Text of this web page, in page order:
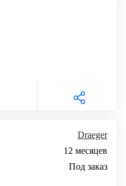
Draeger
12 месяцев
Под заказ